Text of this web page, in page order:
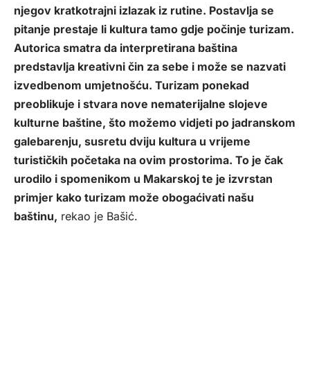
njegov kratkotrajni izlazak iz rutine. Postavlja se
pitanje prestaje li kultura tamo gdje počinje turizam.
Autorica smatra da interpretirana baština
predstavlja kreativni čin za sebe i može se nazvati
izvedbenom umjetnošću. Turizam ponekad
preoblikuje i stvara nove nematerijalne slojeve
kulturne baštine, što možemo vidjeti po jadranskom
galebarenju, susretu dviju kultura u vrijeme
turističkih početaka na ovim prostorima. To je čak
urodilo i spomenikom u Makarskoj te je izvrstan
primjer kako turizam može obogaćivati našu
baštinu, rekao je Bašić.